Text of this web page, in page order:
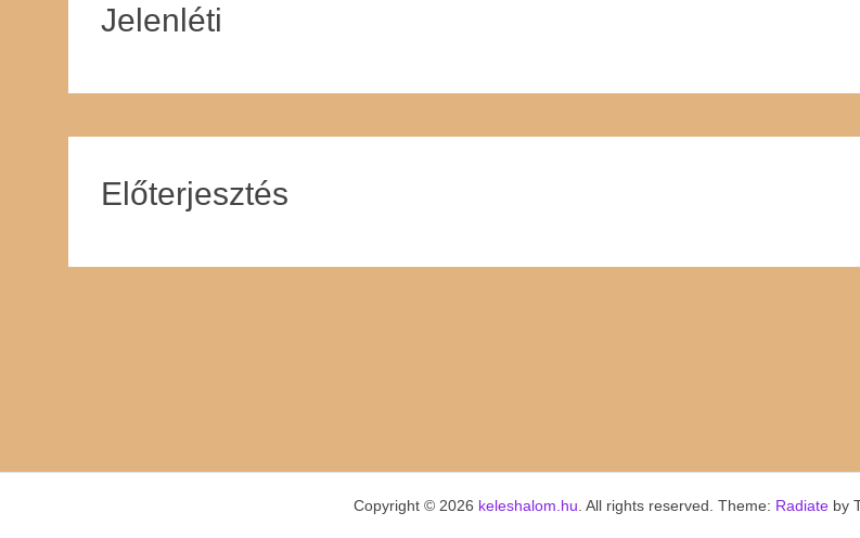
Jelenléti
Előterjesztés
Copyright © 2026 keleshalom.hu . All rights reserved. Theme: Radiate by